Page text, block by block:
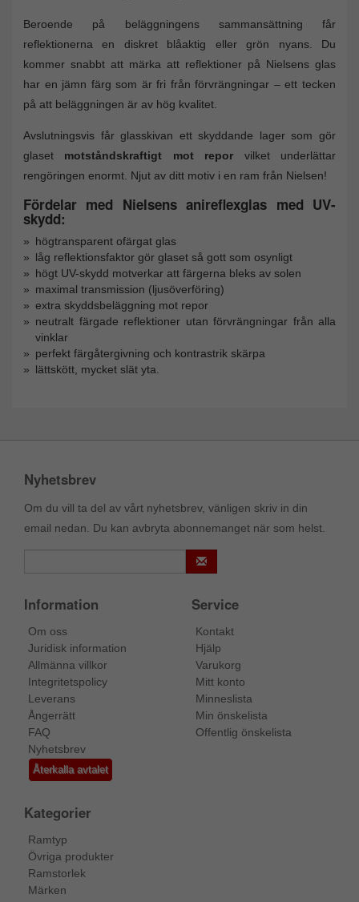
Beroende på beläggningens sammansättning får
reflektionerna en diskret blåaktig eller grön nyans. Du
kommer snabbt att märka att reflektioner på Nielsens glas
har en jämn färg som är fri från förvrängningar – ett tecken
på att beläggningen är av hög kvalitet.
Avslutningsvis får glasskivan ett skyddande lager som gör
glaset motståndskraftigt mot repor vilket underlättar
rengöringen enormt. Njut av ditt motiv i en ram från Nielsen!
Fördelar med Nielsens anireflexglas med UV-
skydd:
högtransparent ofärgat glas
låg reflektionsfaktor gör glaset så gott som osynligt
högt UV-skydd motverkar att färgerna bleks av solen
maximal transmission (ljusöverföring)
extra skyddsbeläggning mot repor
neutralt färgade reflektioner utan förvrängningar från alla
vinklar
perfekt färgåtergivning och kontrastrik skärpa
lättskött, mycket slät yta.
Nyhetsbrev
Om du vill ta del av vårt nyhetsbrev, vänligen skriv in din
email nedan. Du kan avbryta abonnemanget när som helst.
Information
Om oss
Juridisk information
Allmänna villkor
Integritetspolicy
Leverans
Ångerrätt
FAQ
Nyhetsbrev
Återkalla avtalet
Service
Kontakt
Hjälp
Varukorg
Mitt konto
Minneslista
Min önskelista
Offentlig önskelista
Kategorier
Ramtyp
Övriga produkter
Ramstorlek
Märken